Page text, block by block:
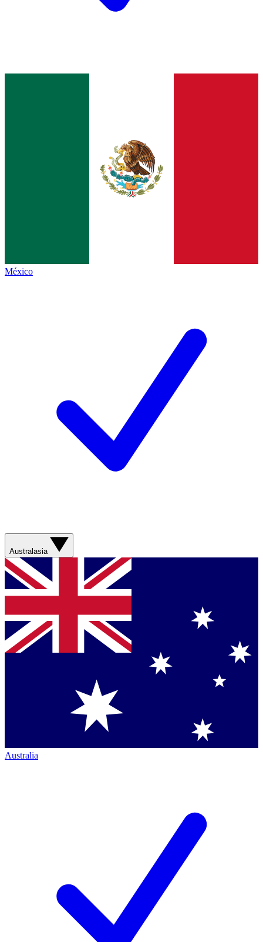
México
Australasia
Australia